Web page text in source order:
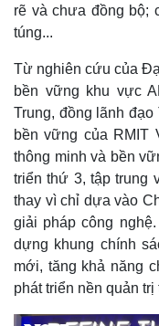
Quan sát
Cuộc sống đó đây
Hồ sơ
rẽ và chưa đồng bộ;
túng...
Từ nghiên cứu của
bền vững khu vực
Trung, đồng lãnh đạo
bền vững của RMIT
thông minh và bền
triển thứ 3, tập trung
thay vì chỉ dựa vào
giải pháp công
dựng khung chính
mới, tăng khả năng
phát triển nền quản trị